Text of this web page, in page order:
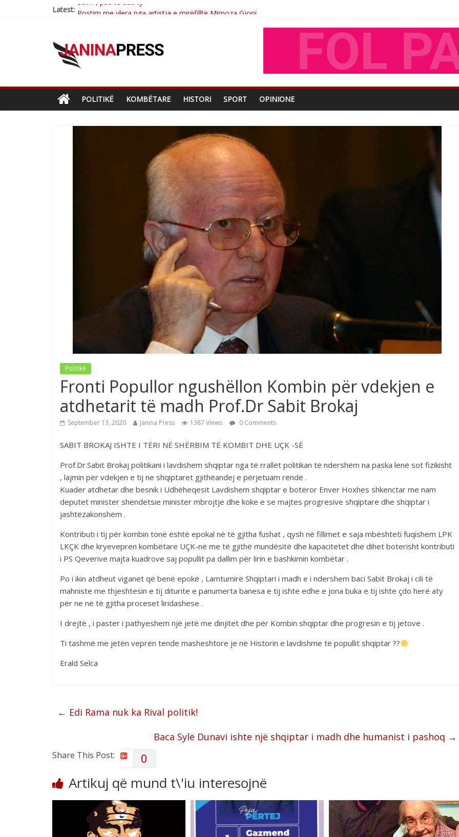
Latest: Postim me vlera nga artistja e mirëfilltë Mimoza Gjoni
Brahim Çekaj njē veprimtar i respektuar i çeshtjës kombëtare
Sulm , pse të dua ty
POLITIKË KOMBËTARE HISTORI SPORT OPINIONE
Politikë
Fronti Popullor ngushëllon Kombin për vdekjen e
atdhetarit të madh Prof.Dr Sabit Brokaj
September 13, 2020 Janina Press 1387 Views 0 Comments
SABIT BROKAJ ISHTE I TËRI NË SHËRBIM TË KOMBIT DHE UÇK -SË
Prof.Dr.Sabit Brokaj politikani i lavdishem shqiptar nga të rrallët politikan të ndershëm na paska lenë sot fizikisht
, lajmin për vdekjen e tij ne shqiptaret gjithëandej e përjetuam rëndë .
Kuader atdhetar dhe besnik i Udhëheqesit Lavdishem shqiptar e botëror Enver Hoxhes shkenctar me nam
deputet minister shendetsie minister mbrojtje dhe koke e se majtes progresive shqiptare dhe shqiptar i
jashtëzakonshëm .
Kontributi i tij për kombin tonë është epokal në të gjitha fushat , qysh në fillimet e saja mbështeti fuqishem LPK
LKÇK dhe kryevepren kombëtare UÇK-në me të gjithë mundësitë dhe kapacitetet dhe dihet boterisht kontributi
i PS Qeverive majta kuadrove saj popullit pa dallim për lirin e bashkimin kombëtar .
Po i ikin atdheut viganet që benë epokë , Lamtumirë Shqiptari i madh e i ndershem baci Sabit Brokaj i cili të
mahniste me thjeshtesin e tij diturite e panumerta banesa e tij ishte edhe e jona buka e tij ishte çdo herë aty
për ne në të gjitha proceset liridashese .
I drejtë , i paster i pathyeshem një jetë me dinjitet dhe për Kombin shqiptar dhe progresin e tij jetove .
Ti tashmë me jetën veprën tende masheshtore je në Historin e lavdishme të popullit shqiptar ??
Erald Selca
← Edi Rama nuk ka Rival politik!
Baca Sylë Dunavi ishte një shqiptar i madh dhe humanist i pashoq →
Share This Post: 0
Artikuj që mund t\'iu interesojnë